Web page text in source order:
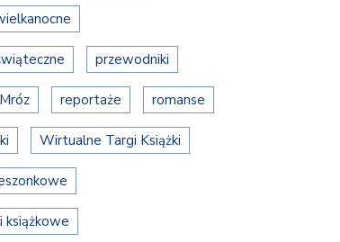
przewodniki
reportaże romanse
Wirtualne Targi Książki
książkowe